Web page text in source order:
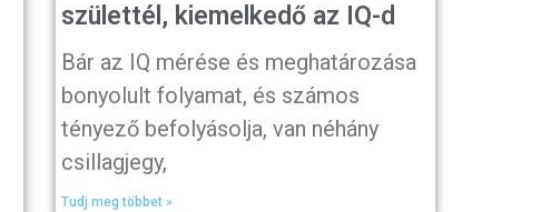
születtél, kiemelkedő az IQ-d
Bár az IQ mérése és meghatározása
bonyolult folyamat, és számos
tényező befolyásolja, van néhány
csillagjegy,
Tudj meg többet »